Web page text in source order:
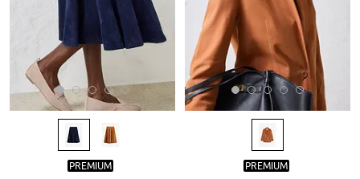
PREMIUM PREMIUM